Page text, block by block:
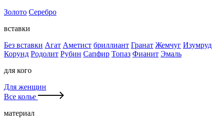
Золото Серебро
вставки
Без вставки Агат Аметист бриллиант Гранат Жемчуг Изумруд
Корунд Родолит Рубин Сапфир Топаз Фианит Эмаль
для кого
Для женщин
Все колье
материал